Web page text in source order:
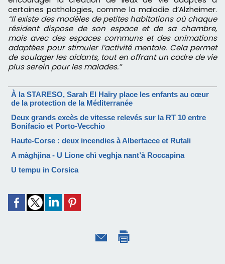
certaines pathologies, comme la maladie d’Alzheimer.
“Il existe des modèles de petites habitations où chaque
résident dispose de son espace et de sa chambre,
mais avec des espaces communs et des animations
adaptées pour stimuler l’activité mentale. Cela permet
de soulager les aidants, tout en offrant un cadre de vie
plus serein pour les malades.”
À la STARESO, Sarah El Haïry place les enfants au cœur
de la protection de la Méditerranée
Deux grands excès de vitesse relevés sur la RT 10 entre
Bonifacio et Porto-Vecchio
Haute-Corse : deux incendies à Albertacce et Rutali
A màghjina - U Lione chì veghja nant’à Roccapina
U tempu in Corsica